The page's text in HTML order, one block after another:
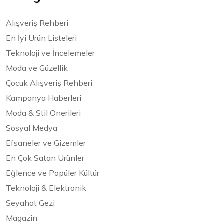
Alışveriş Rehberi
En İyi Ürün Listeleri
Teknoloji ve İncelemeler
Moda ve Güzellik
Çocuk Alışveriş Rehberi
Kampanya Haberleri
Moda & Stil Önerileri
Sosyal Medya
Efsaneler ve Gizemler
En Çok Satan Ürünler
Eğlence ve Popüler Kültür
Teknoloji & Elektronik
Seyahat Gezi
Magazin